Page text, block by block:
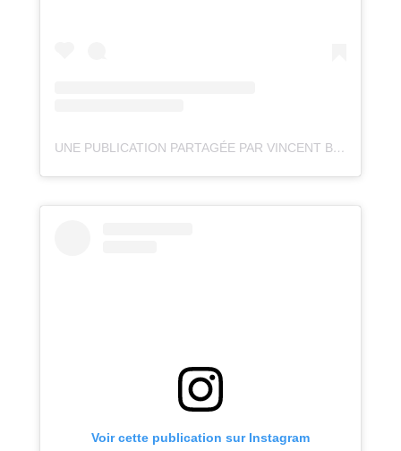
UNE PUBLICATION PARTAGÉE PAR VINCENT BEUDEZ 📷 (@VINCENTVOYAGE)
Voir cette publication sur Instagram